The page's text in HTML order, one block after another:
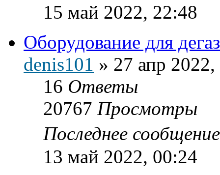
15 май 2022, 22:48
Оборудование для
denis101 » 27 апр
16 Ответы
20767 Просмотры
Последнее
13 май 2022, 00:24